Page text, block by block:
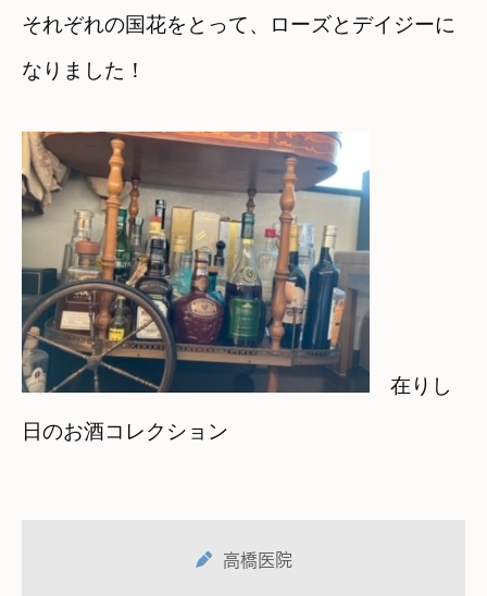
それぞれの国花をとって、ローズとデイジーに
なりました！
在りし
日のお酒コレクション
高橋医院